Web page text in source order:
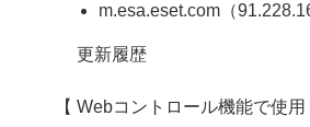
m.esa.eset.com（
更新履歴
【 Webコントロール機能で使用